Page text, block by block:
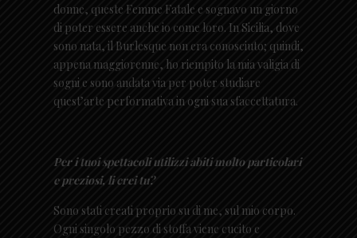
donne, queste Femme Fatale e sognavo un giorno
di poter essere anche io come loro. In Sicilia, dove
sono nata, il Burlesque non era conosciuto; quindi,
appena maggiorenne, ho riempito la mia valigia di
sogni e sono andata via per poter studiare
quest’arte performativa in ogni sua sfaccettatura.
Per i tuoi spettacoli utilizzi abiti molto particolari
e preziosi, li crei tu?
Sono stati creati proprio su di me, sul mio corpo.
Ogni singolo pezzo di stoffa viene cucito e